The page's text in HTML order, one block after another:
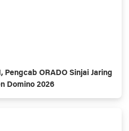
Pengcab ORADO Sinjai Jaring
Domino 2026